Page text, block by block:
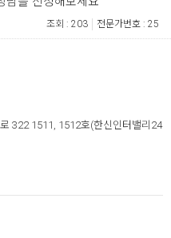
조회 : 203 전문가번호 : 25
322 1511, 1512호(한신인터밸리24